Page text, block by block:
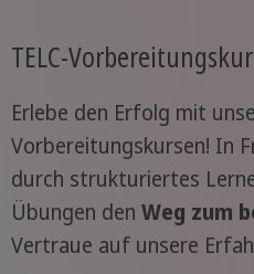
TELC-
Erlebe den Erfolg mit
Vorbereitungskursen! In
durch strukturiertes
Übungen den Weg zum
Vertraue auf unsere